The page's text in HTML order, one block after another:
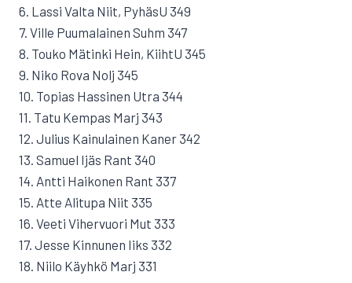
6. Lassi Valta Niit, PyhäsU 349
7. Ville Puumalainen Suhm 347
8. Touko Mätinki Hein, KiihtU 345
9. Niko Rova Nolj 345
10. Topias Hassinen Utra 344
11. Tatu Kempas Marj 343
12. Julius Kainulainen Kaner 342
13. Samuel Ijäs Rant 340
14. Antti Haikonen Rant 337
15. Atte Alitupa Niit 335
16. Veeti Vihervuori Mut 333
17. Jesse Kinnunen Iiks 332
18. Niilo Käyhkö Marj 331